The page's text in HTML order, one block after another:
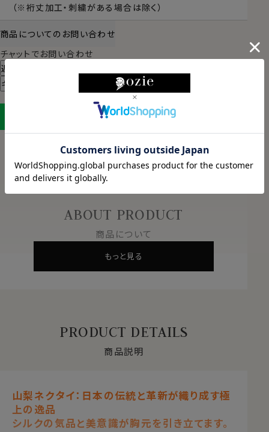
（※裄丈加工・刺繍がある場合は除く）
商品についてのお問い合わせ
チャットでお問い合わせ
返品・交換について
ギフトラッピングについて
LINEに保存する
ABOUT PRODUCT
商品について
もっと見る
PRODUCT DETAILS
商品説明
山梨ネクタイ：日本の伝統と革新が織り成す極
上の逸品
シルクの気品と美意識が胸元を引き立てます。